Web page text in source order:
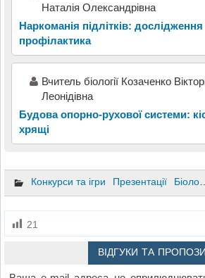
Наталія Олександрівна
Наркоманія підлітків: дослідження
профілактика
Вчитель біології Козаченко
Леонідівна
Будова опорно-рухової системи:
хрящі
Конкурси та ігри Презентації Біологія
21
ВІДГУКИ ТА